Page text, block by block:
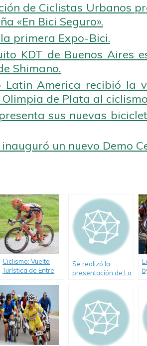
de Ciclistas Urbanos
«En Bici Seguro».
primera Expo-Bici.
KDT de Buenos Aires
Shimano.
Latin America recibió la
de Plata al
sus nuevas
un nuevo Demo
Ciclismo: Vuelta
Turística de Entre
de los Cascos
Naranjas.
Se realizó la
presentación de La
Le Tour de France y
el Roc de Los
Andes.